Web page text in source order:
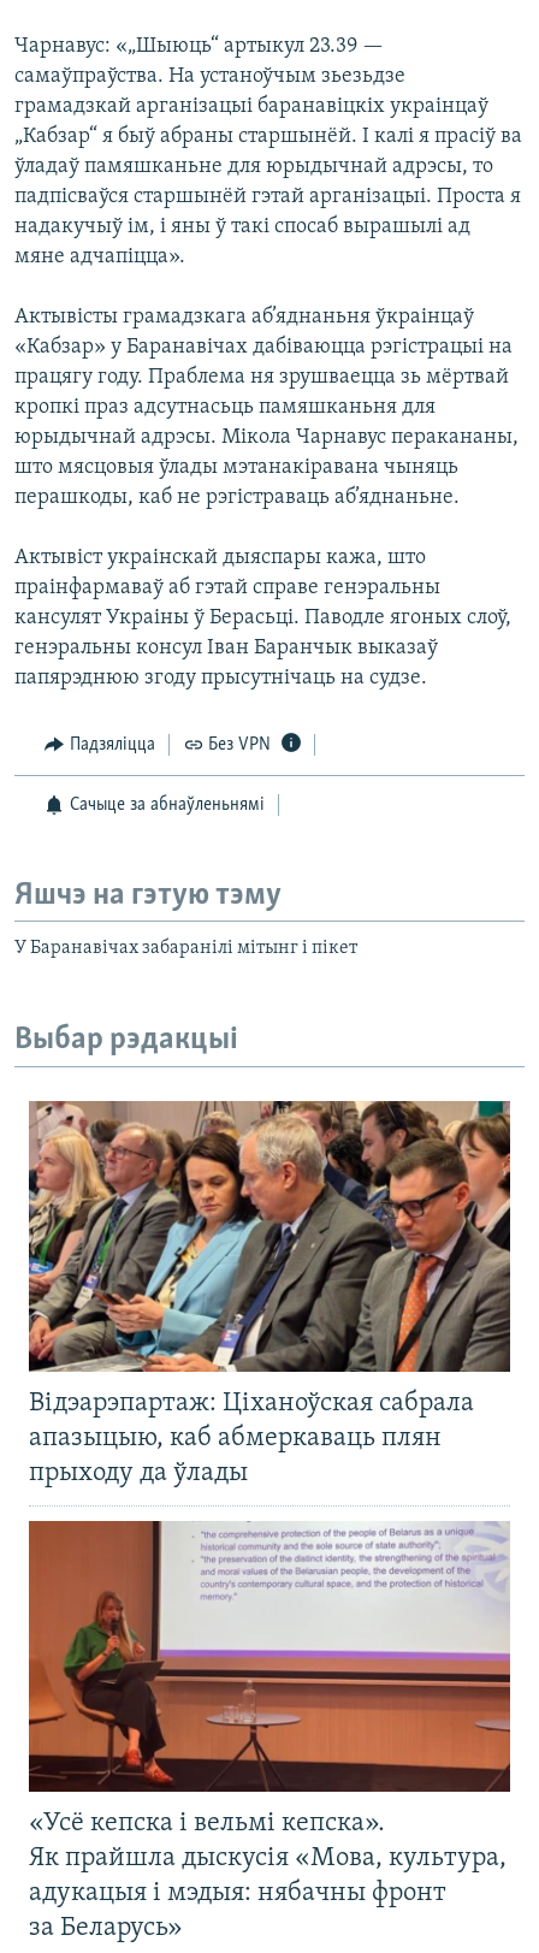
Чарнавус: «„Шыюць“ артыкул 23.39 —
самаўпраўства. На устаноўчым зьезьдзе
грамадзкай арганізацыі баранавіцкіх украінцаў
„Кабзар“ я быў абраны старшынёй. І калі я прасіў ва
ўладаў памяшканьне для юрыдычнай адрэсы, то
падпісваўся старшынёй гэтай арганізацыі. Проста я
надакучыў ім, і яны ў такі спосаб вырашылі ад
мяне адчапіцца».
Актывісты грамадзкага аб’яднаньня ўкраінцаў
«Кабзар» у Баранавічах дабіваюцца рэгістрацыі на
працягу году. Праблема ня зрушваецца зь мёртвай
кропкі праз адсутнасьць памяшканьня для
юрыдычнай адрэсы. Мікола Чарнавус перакананы,
што мясцовыя ўлады мэтанакіравана чыняць
перашкоды, каб не рэгістраваць аб’яднаньне.
Актывіст украінскай дыяспары кажа, што
праінфармаваў аб гэтай справе генэральны
кансулят Украіны ў Берасьці. Паводле ягоных слоў,
генэральны консул Іван Баранчык выказаў
папярэднюю згоду прысутнічаць на судзе.
Падзяліцца Без VPN
Сачыце за абнаўленьнямі
Яшчэ на гэтую тэму
У Баранавічах забаранілі мітынг і пікет
Выбар рэдакцыі
Відэарэпартаж: Ціханоўская сабрала
апазыцыю, каб абмеркаваць плян
прыходу да ўлады
«Усё кепска і вельмі кепска».
Як прайшла дыскусія «Мова, культура,
адукацыя і мэдыя: нябачны фронт
за Беларусь»